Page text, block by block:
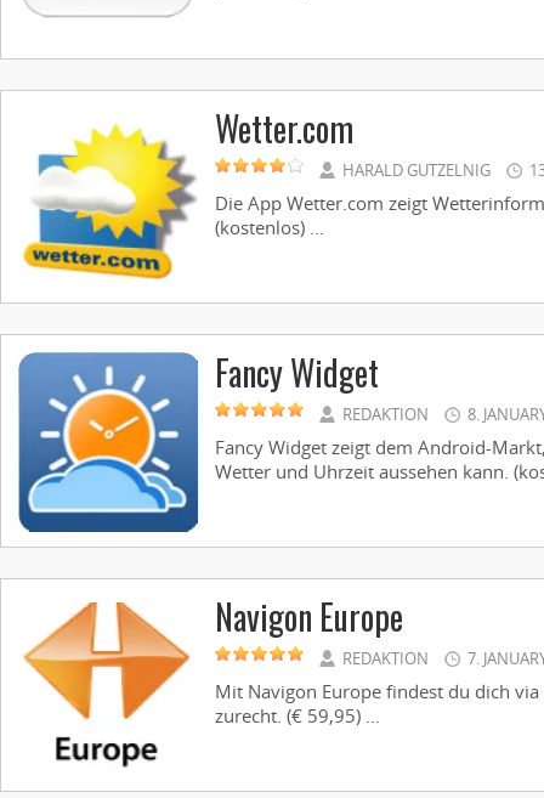
Wetter.com
HARALD GUTZELNIG
Die App Wetter.com zeigt
(kostenlos) ...
Fancy Widget
REDAKTION 8.
Fancy Widget zeigt dem Android-
Wetter und Uhrzeit aussehen kann.
Navigon Europe
REDAKTION 7.
Mit Navigon Europe findest du dich
zurecht. (€ 59,95) ...